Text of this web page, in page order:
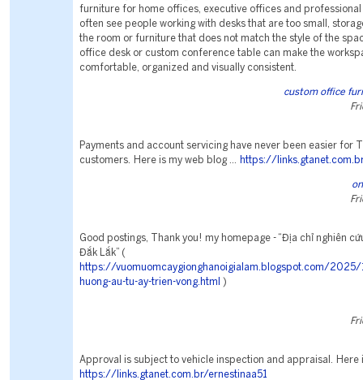
furniture for home offices, executive offices and professional
often see people working with desks that are too small,
the room or furniture that does not match the style of the
office desk or custom conference table can make the
comfortable, organized and visually consistent.
custom office
Payments and account servicing have never been easier for
customers. Here is my web blog ...
https://
Good postings, Thank you! my homepage - “Địa chỉ nghiên
Đắk Lắk” (
https://vuomuomcaygionghanoigialam.blogspot.com/2025/
huong-au-tu-ay-trien-vong.html
)
Approval is subject to vehicle inspection and appraisal. Here
https://links.gtanet.com.br/ernestinaa51